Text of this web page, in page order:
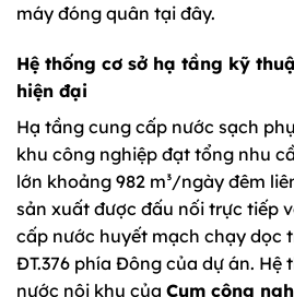
máy đóng quân tại đây.
Hệ thống cơ sở hạ tầng kỹ
hiện đại
Hạ tầng cung cấp nước sạch
khu công nghiệp đạt tổng nhu
lớn khoảng 982 m³/ngày đêm
sản xuất được đấu nối trực tiếp
cấp nước huyết mạch chạy dọc
ĐT.376 phía Đông của dự án.
nước nội khu của Cụm công